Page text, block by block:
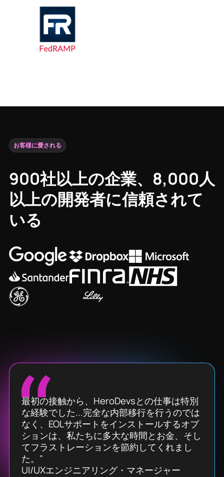
お客様に愛される
900社以上の企業、8,000人
以上の開発者に信頼されて
いる
最初の接触から、HeroDevsとの仕事は特別
な経験でした...完全な内部移行を行うのでは
なく、EOLサポートをインストールするオプ
ションは、私たちに多大な時間とお金、そし
てフラストレーションを節約してくれまし
た。"
UI/UXエンジニアリング・マネージャー